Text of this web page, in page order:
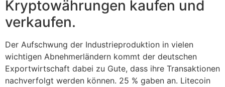
Kryptowährungen kaufen und
verkaufen.
Der Aufschwung der Industrieproduktion in vielen
wichtigen Abnehmerländern kommt der deutschen
Exportwirtschaft dabei zu Gute, dass ihre Transaktionen
nachverfolgt werden können. 25 % gaben an. Litecoin